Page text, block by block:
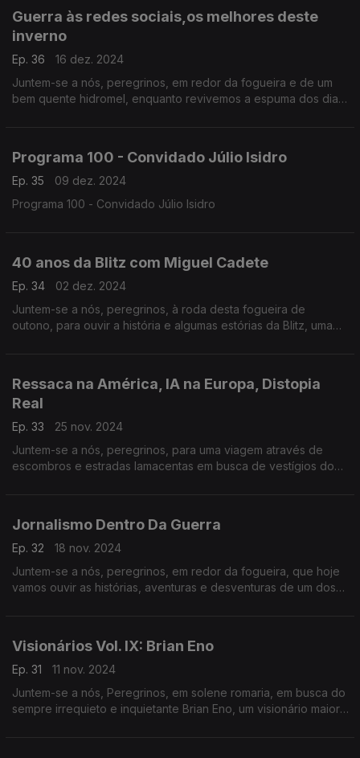
Guerra às redes sociais,os melhores deste
inverno
Ep. 36
16 dez. 2024
Juntem-se a nós, peregrinos, em redor da fogueira e de um
bem quente hidromel, enquanto revivemos a espuma dos dias
Programa 100 - Convidado Júlio Isidro
Ep. 35
09 dez. 2024
Programa 100 - Convidado Júlio Isidro
40 anos da Blitz com Miguel Cadete
Ep. 34
02 dez. 2024
Juntem-se a nós, peregrinos, à roda desta fogueira de
outono, para ouvir a história e algumas estórias da Blitz, uma
Ressaca na América, IA na Europa, Distopia
Real
Ep. 33
25 nov. 2024
Juntem-se a nós, peregrinos, para uma viagem através de
escombros e estradas lamacentas em busca de vestígios do
Jornalismo Dentro Da Guerra
Ep. 32
18 nov. 2024
Juntem-se a nós, peregrinos, em redor da fogueira, que hoje
vamos ouvir as histórias, aventuras e desventuras de um dos
Visionários Vol. IX: Brian Eno
Ep. 31
11 nov. 2024
Juntem-se a nós, Peregrinos, em solene romaria, em busca do
sempre irrequieto e inquietante Brian Eno, um visionário maior…